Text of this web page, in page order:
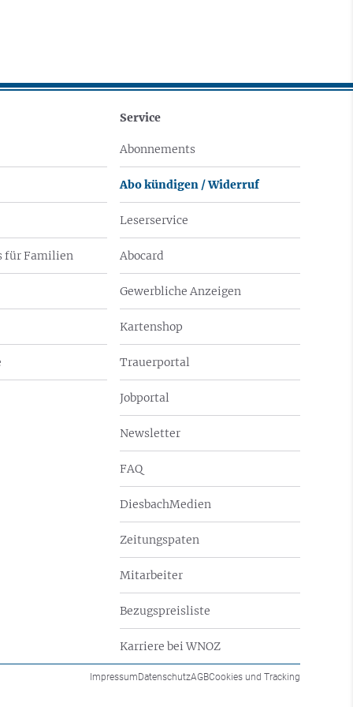
für Familien
Service
Abonnements
Abo kündigen / Widerruf
Leserservice
Abocard
Gewerbliche Anzeigen
Kartenshop
Trauerportal
Jobportal
Newsletter
FAQ
DiesbachMedien
Zeitungspaten
Mitarbeiter
Bezugspreisliste
Karriere bei WNOZ
ImpressumDatenschutzAGBCookies und Tracking